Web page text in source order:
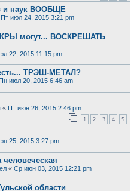
и наук ВООБЩЕ
Пт июл 24, 2015 3:21 pm
могут... ВОСКРЕШАТЬ
22, 2015 11:15 pm
ТРЭШ-МЕТАЛ?
июл 20, 2015 6:46 am
« Пт июн 26, 2015 2:46 pm
1 2 3 4 5
25, 2015 3:27 pm
человеческая
« Ср июн 03, 2015 12:21 pm
области